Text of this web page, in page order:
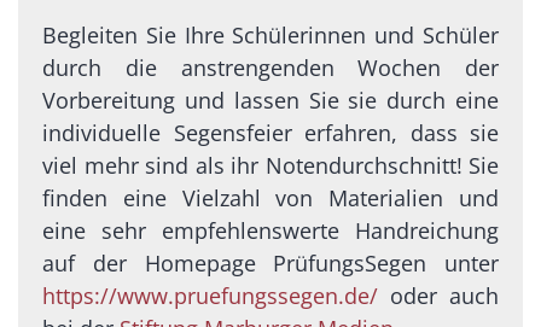
Begleiten Sie Ihre Schülerinnen und Schüler
durch die anstrengenden Wochen der
Vorbereitung und lassen Sie sie durch eine
individuelle Segensfeier erfahren, dass sie
viel mehr sind als ihr Notendurchschnitt! Sie
finden eine Vielzahl von Materialien und
eine sehr empfehlenswerte Handreichung
auf der Homepage PrüfungsSegen unter
https://www.pruefungssegen.de/ oder auch